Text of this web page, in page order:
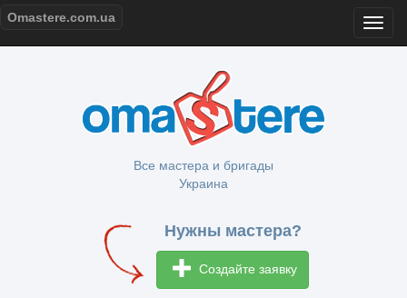
Omastere.com.ua
Все мастера и бригады
Украина
Нужны мастера?
Создайте заявку